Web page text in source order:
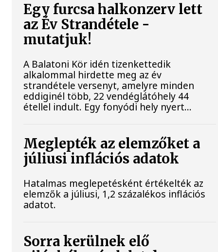
Egy furcsa halkonzerv lett
az Év Strandétele -
mutatjuk!
A Balatoni Kör idén tizenkettedik
alkalommal hirdette meg az év
strandétele versenyt, amelyre minden
eddiginél több, 22 vendéglátóhely 44
étellel indult. Egy fonyódi hely nyert...
Meglepték az elemzőket a
júliusi inflációs adatok
Hatalmas meglepetésként értékelték az
elemzők a júliusi, 1,2 százalékos inflációs
adatot.
Sorra kerülnek elő